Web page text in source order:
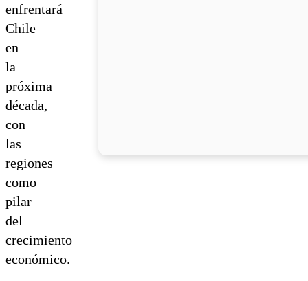
enfrentará
Chile
en
la
próxima
década,
con
las
regiones
como
pilar
del
crecimiento
económico.